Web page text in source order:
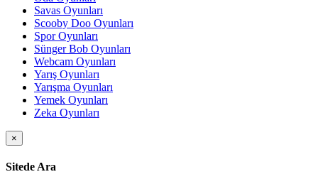
Savas Oyunları
Scooby Doo Oyunları
Spor Oyunları
Sünger Bob Oyunları
Webcam Oyunları
Yarış Oyunları
Yarışma Oyunları
Yemek Oyunları
Zeka Oyunları
×
Sitede Ara